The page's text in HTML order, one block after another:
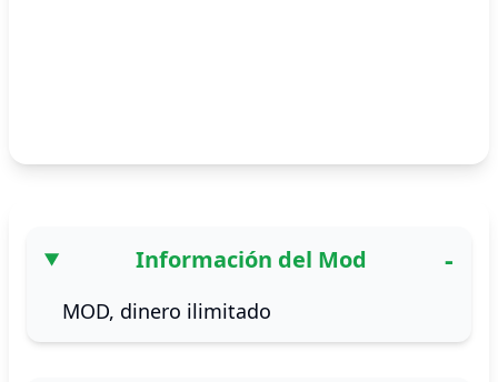
Información del Mod
MOD, dinero ilimitado